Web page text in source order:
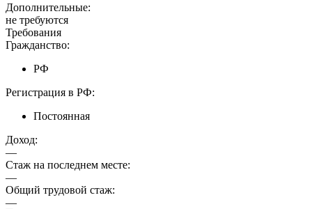
Дополнительные:
не требуются
Требования
Гражданство:
РФ
Регистрация в РФ:
Постоянная
Доход:
—
Стаж на последнем месте:
—
Общий трудовой стаж:
—